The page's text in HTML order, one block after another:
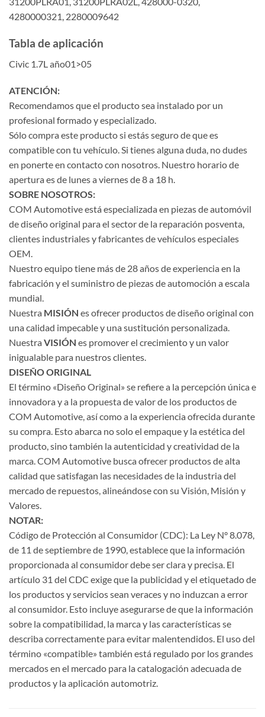
4280000321, 2280009642
Tabla de aplicación
Civic 1.7L año01>05
ATENCIÓN:
Recomendamos que el producto sea instalado por un
profesional formado y especializado.
Sólo compra este producto si estás seguro de que es
compatible con tu vehículo. Si tienes alguna duda, no dudes
en ponerte en contacto con nosotros. Nuestro horario de
apertura es de lunes a viernes de 8 a 18 h.
SOBRE NOSOTROS:
COM Automotive está especializada en piezas de automóvil
de diseño original para el sector de la reparación posventa,
clientes industriales y fabricantes de vehículos especiales
OEM.
Nuestro equipo tiene más de 28 años de experiencia en la
fabricación y el suministro de piezas de automoción a escala
mundial.
Nuestra MISIÓN es ofrecer productos de diseño original con
una calidad impecable y una sustitución personalizada.
Nuestra VISIÓN es promover el crecimiento y un valor
inigualable para nuestros clientes.
DISEÑO ORIGINAL
El término «Diseño Original» se refiere a la percepción única e
innovadora y a la propuesta de valor de los productos de
COM Automotive, así como a la experiencia ofrecida durante
su compra. Esto abarca no solo el empaque y la estética del
producto, sino también la autenticidad y creatividad de la
marca. COM Automotive busca ofrecer productos de alta
calidad que satisfagan las necesidades de la industria del
mercado de repuestos, alineándose con su Visión, Misión y
Valores.
NOTAR:
Código de Protección al Consumidor (CDC): La Ley N° 8.078,
de 11 de septiembre de 1990, establece que la información
proporcionada al consumidor debe ser clara y precisa. El
artículo 31 del CDC exige que la publicidad y el etiquetado de
los productos y servicios sean veraces y no induzcan a error
al consumidor. Esto incluye asegurarse de que la información
sobre la compatibilidad, la marca y las características se
describa correctamente para evitar malentendidos. El uso del
término «compatible» también está regulado por los grandes
mercados en el mercado para la catalogación adecuada de
productos y la aplicación automotriz.